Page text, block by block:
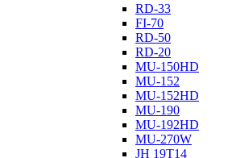
RD-33
FI-70
RD-50
RD-20
MU-150HD
MU-152
MU-152HD
MU-190
MU-192HD
MU-270W
JH 19T14